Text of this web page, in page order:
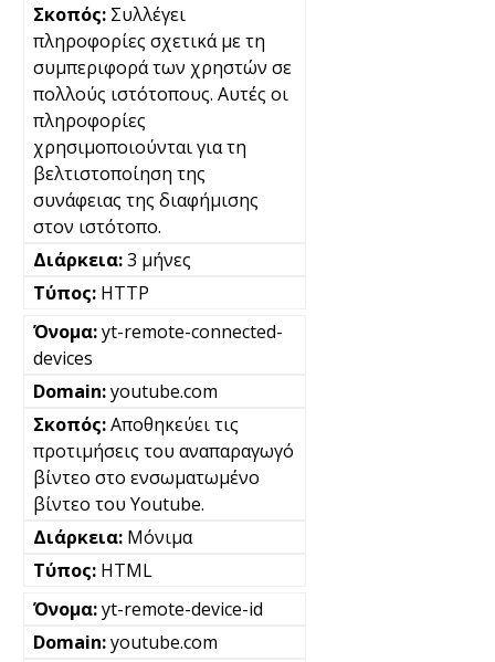
Συλλέγει
πληροφορίες σχετικά με τη
συμπεριφορά των χρηστών σε
πολλούς ιστότοπους. Αυτές οι
πληροφορίες
χρησιμοποιούνται για τη
βελτιστοποίηση της
συνάφειας της διαφήμισης
στον ιστότοπο.
3 μήνες
HTTP
yt-remote-connected-
devices
youtube.com
Αποθηκεύει τις
προτιμήσεις του αναπαραγωγό
βίντεο στο ενσωματωμένο
βίντεο του Youtube.
Μόνιμα
HTML
yt-remote-device-id
youtube.com